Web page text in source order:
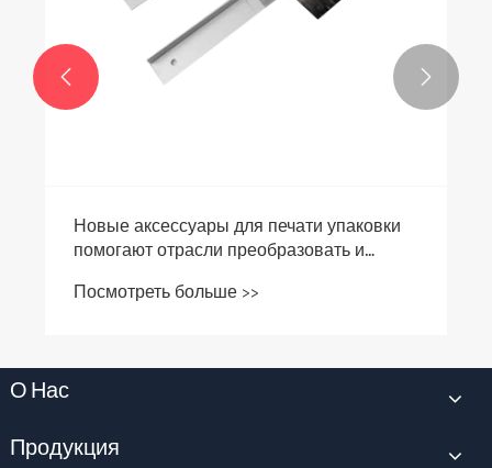
Новые аксессуары для печати упаковки
помогают отрасли преобразовать и
Посмотреть больше >>
 
О Нас
Продукция